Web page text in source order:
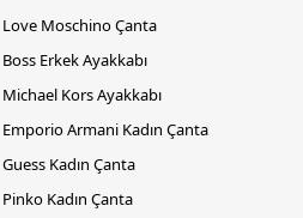
Love Moschino Çanta
Boss Erkek Ayakkabı
Michael Kors Ayakkabı
Emporio Armani Kadın Çanta
Guess Kadın Çanta
Pinko Kadın Çanta